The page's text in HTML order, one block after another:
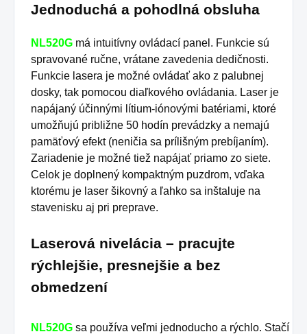
Jednoduchá a pohodlná obsluha
NL520G má intuitívny ovládací panel. Funkcie sú
spravované ručne, vrátane zavedenia dedičnosti.
Funkcie lasera je možné ovládať ako z palubnej
dosky, tak pomocou diaľkového ovládania. Laser je
napájaný účinnými lítium-iónovými batériami, ktoré
umožňujú približne 50 hodín prevádzky a nemajú
pamäťový efekt (neničia sa prílišným prebíjaním).
Zariadenie je možné tiež napájať priamo zo siete.
Celok je doplnený kompaktným puzdrom, vďaka
ktorému je laser šikovný a ľahko sa inštaluje na
stavenisku aj pri preprave.
Laserová nivelácia – pracujte
rýchlejšie, presnejšie a bez
obmedzení
NL520G sa používa veľmi jednoducho a rýchlo. Stačí